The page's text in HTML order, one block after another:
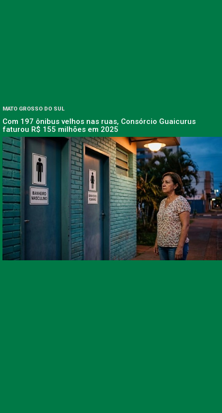
MATO GROSSO DO SUL
Com 197 ônibus velhos nas ruas, Consórcio Guaicurus
faturou R$ 155 milhões em 2025